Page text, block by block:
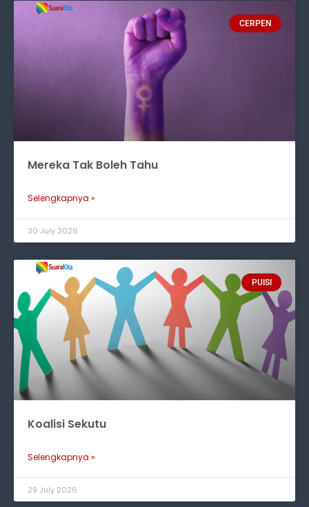
CERPEN
Mereka Tak Boleh Tahu
Selengkapnya »
30 July 2026
PUISI
Koalisi Sekutu
Selengkapnya »
29 July 2026